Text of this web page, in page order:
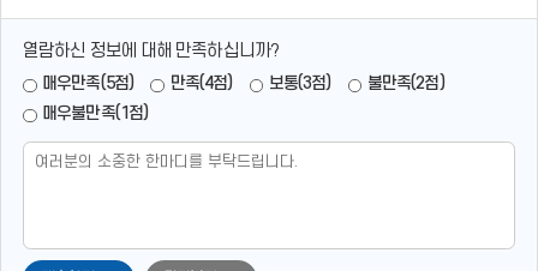
열람하신 정보에 대해 만족하십니까?
매우만족(5점) 만족(4점) 보통(3점)
불만족(2점)
매우불만족(1점)